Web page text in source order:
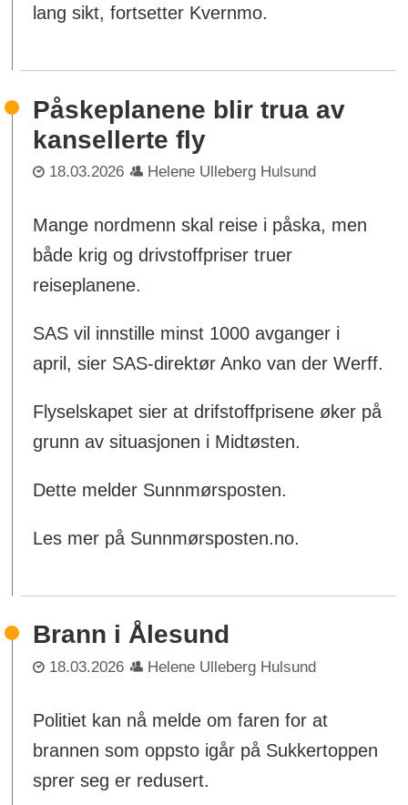
lang sikt, fortsetter Kvernmo.
Påskeplanene blir trua av
kansellerte fly
18.03.2026 Helene Ulleberg Hulsund
Mange nordmenn skal reise i påska, men
både krig og drivstoffpriser truer
reiseplanene.
SAS vil innstille minst 1000 avganger i
april, sier SAS-direktør Anko van der Werff.
Flyselskapet sier at drifstoffprisene øker på
grunn av situasjonen i Midtøsten.
Dette melder Sunnmørsposten.
Les mer på Sunnmørsposten.no.
Brann i Ålesund
18.03.2026 Helene Ulleberg Hulsund
Politiet kan nå melde om faren for at
brannen som oppsto igår på Sukkertoppen
sprer seg er redusert.